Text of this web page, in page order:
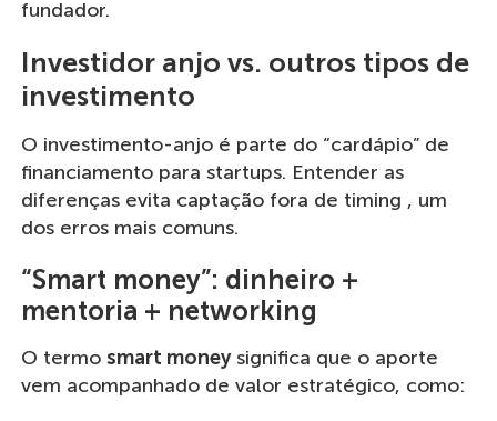
fundador.
Investidor anjo vs. outros tipos de
investimento
O investimento-anjo é parte do “cardápio” de
financiamento para startups. Entender as
diferenças evita captação fora de timing , um
dos erros mais comuns.
“Smart money”: dinheiro +
mentoria + networking
O termo smart moneysignifica que o aporte
vem acompanhado de valor estratégico, como: